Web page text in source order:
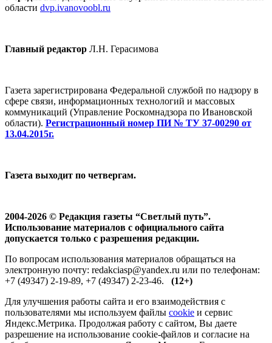
области dvp.ivanovoobl.ru
Главный редактор Л.Н. Герасимова
Газета зарегистрирована Федеральной службой по надзору в
сфере связи, информационных технологий и массовых
коммуникаций (Управление Роскомнадзора по Ивановской
области). Регистрационный номер ПИ № ТУ 37-00290 от
13.04.2015г.
Газета выходит по четвергам.
2004-2026 © Редакция газеты “Светлый путь”.
Использование материалов с официального сайта
допускается только с разрешения редакции.
По вопросам использования материалов обращаться на
электронную почту: redakciasp@yandex.ru или по телефонам:
+7 (49347) 2-19-89, +7 (49347) 2-23-46. (12+)
Для улучшения работы сайта и его взаимодействия с
пользователями мы используем файлы cookie и сервис
Яндекс.Метрика. Продолжая работу с сайтом, Вы даете
разрешение на использование cookie-файлов и согласие на